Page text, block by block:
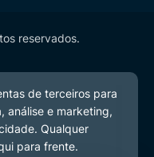
reservados.